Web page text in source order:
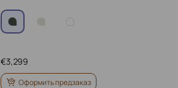
3,299
€
Оформить предзаказ